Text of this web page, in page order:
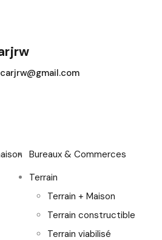
Bureaux & Commerces
Terrain
Terrain + Maison
Terrain constructible
Terrain viabilisé